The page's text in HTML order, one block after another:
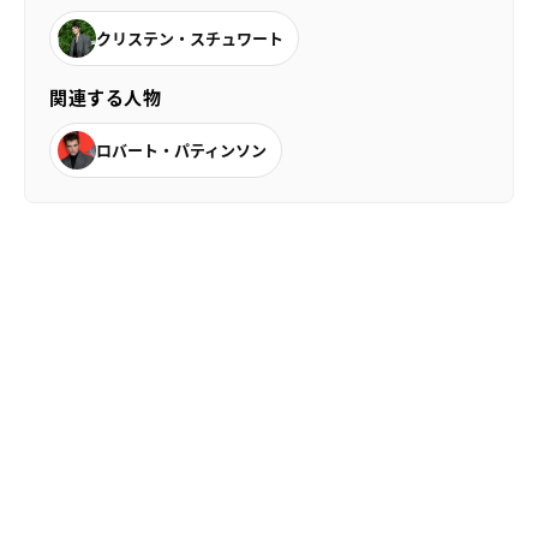
クリステン・スチュワート
関連する人物
ロバート・パティンソン